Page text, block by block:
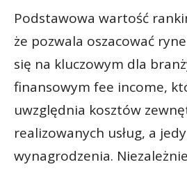
Podstawowa wartość
że pozwala oszacować
się na kluczowym dla
finansowym fee income,
uwzględnia kosztów
realizowanych usług, a
wynagrodzenia.